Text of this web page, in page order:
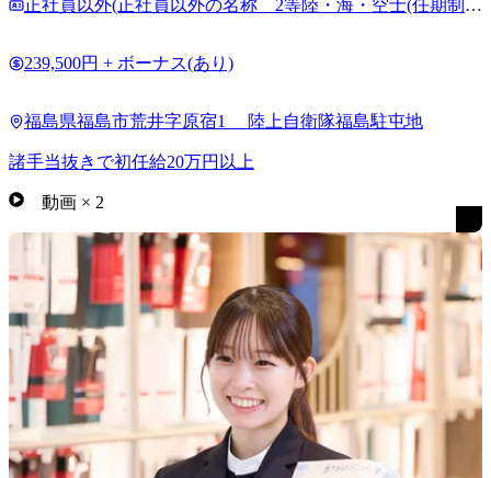
正社員以外(正社員以外の名称 2等陸・海・空士(任期制自
239,500円 + ボーナス(あり)
福島県福島市荒井字原宿1 陸上自衛隊福島駐屯地
諸手当抜きで初任給20万円以上
動画 × 2